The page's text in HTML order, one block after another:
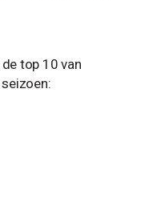
top 10 van
seizoen: